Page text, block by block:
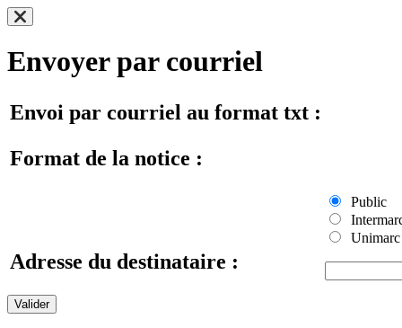
Envoyer par courriel
Envoi par courriel au format txt :
Format de la notice :
Public
Unimarc
Adresse du destinataire :